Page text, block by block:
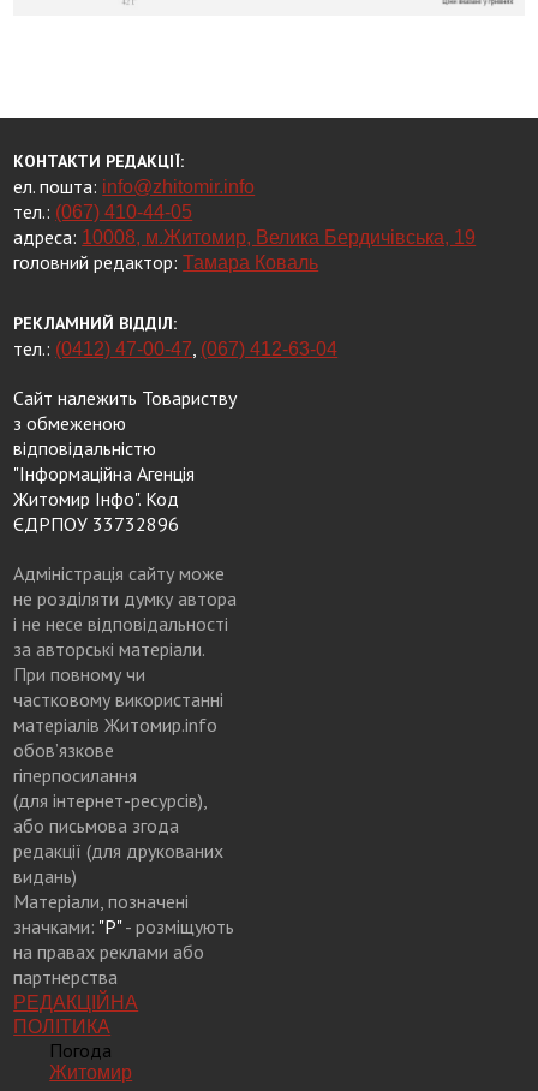
КОНТАКТИ РЕДАКЦІЇ:
ел. пошта: info@zhitomir.info
тел.: (067) 410-44-05
адреса: 10008, м.Житомир, Велика Бердичівська, 19
головний редактор:Тамара Коваль
РЕКЛАМНИЙ ВІДДІЛ:
тел.: (0412) 47-00-47, (067) 412-63-04
Сайт належить Товариству
з обмеженою
відповідальністю
"Інформаційна Агенція
Житомир Інфо". Код
ЄДРПОУ 33732896
Адміністрація сайту може
не розділяти думку автора
і не несе відповідальності
за авторські матеріали.
При повному чи
частковому використанні
матеріалів Житомир.info
обов’язкове
гіперпосилання
(для інтернет-ресурсів),
або письмова згода
редакції (для друкованих
видань)
Матеріали, позначені
значками: "Р"- розміщують
на правах реклами або
партнерства
РЕДАКЦІЙНА
ПОЛІТИКА
Погода
Житомир